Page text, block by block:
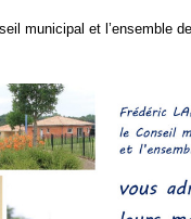
municipal et l’ensemble